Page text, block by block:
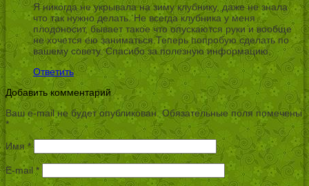
Я никогда не укрывала на зиму клубнику, даже не знала
что так нужно делать. Не всегда клубника у меня
плодоносит, бывает такое что опускаются руки и вообще
не хочется ею заниматься.Теперь попробую сделать по
вашему совету. Спасибо за полезную информацию.
Ответить
Добавить комментарий
Ваш e-mail не будет опубликован.Обязательные поля помечены
*
Имя*
E-mail *